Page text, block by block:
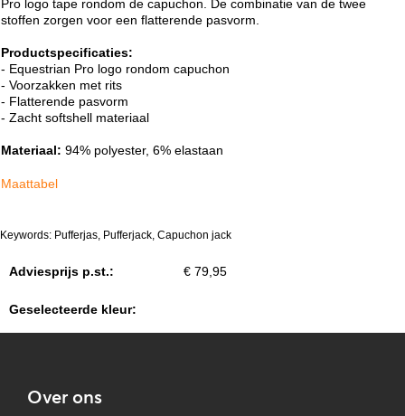
Pro logo tape rondom de capuchon. De combinatie van de twee
stoffen zorgen voor een flatterende pasvorm.
Productspecificaties:
- Equestrian Pro logo rondom capuchon
- Voorzakken met rits
- Flatterende pasvorm
- Zacht softshell materiaal
Materiaal: 94% polyester, 6% elastaan
Maattabel
Keywords: Pufferjas, Pufferjack, Capuchon jack
Adviesprijs p.st.: € 79,95
Geselecteerde kleur:
Over ons